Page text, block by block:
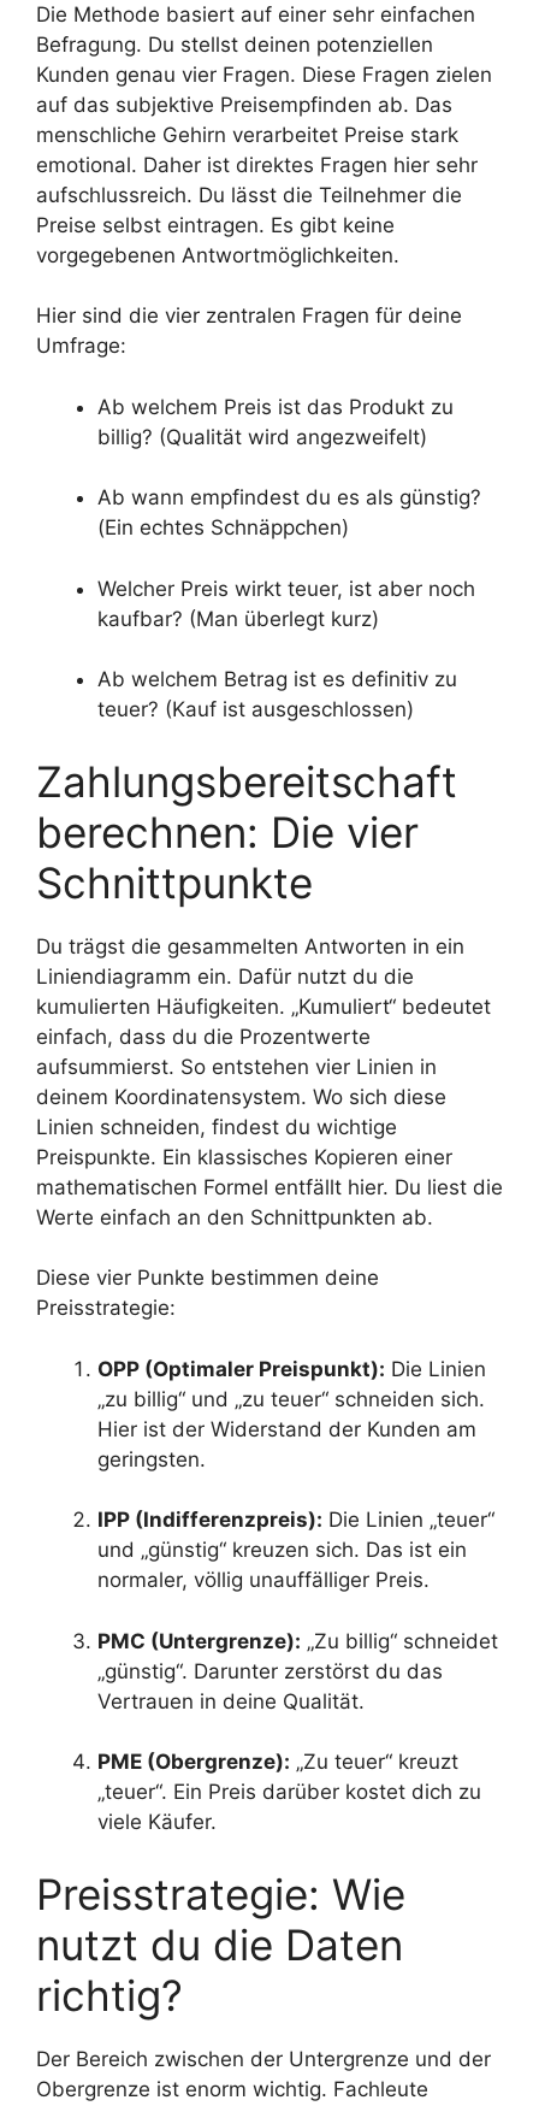
Die Methode basiert auf einer sehr einfachen
Befragung. Du stellst deinen potenziellen
Kunden genau vier Fragen. Diese Fragen zielen
auf das subjektive Preisempfinden ab. Das
menschliche Gehirn verarbeitet Preise stark
emotional. Daher ist direktes Fragen hier sehr
aufschlussreich. Du lässt die Teilnehmer die
Preise selbst eintragen. Es gibt keine
vorgegebenen Antwortmöglichkeiten.
Hier sind die vier zentralen Fragen für deine
Umfrage:
Ab welchem Preis ist das Produkt zu
billig? (Qualität wird angezweifelt)
Ab wann empfindest du es als günstig?
(Ein echtes Schnäppchen)
Welcher Preis wirkt teuer, ist aber noch
kaufbar? (Man überlegt kurz)
Ab welchem Betrag ist es definitiv zu
teuer? (Kauf ist ausgeschlossen)
Zahlungsbereitschaft
berechnen: Die vier
Schnittpunkte
Du trägst die gesammelten Antworten in ein
Liniendiagramm ein. Dafür nutzt du die
kumulierten Häufigkeiten. „Kumuliert“ bedeutet
einfach, dass du die Prozentwerte
aufsummierst. So entstehen vier Linien in
deinem Koordinatensystem. Wo sich diese
Linien schneiden, findest du wichtige
Preispunkte. Ein klassisches Kopieren einer
mathematischen Formel entfällt hier. Du liest die
Werte einfach an den Schnittpunkten ab.
Diese vier Punkte bestimmen deine
Preisstrategie:
OPP (Optimaler Preispunkt): Die Linien
„zu billig“ und „zu teuer“ schneiden sich.
Hier ist der Widerstand der Kunden am
geringsten.
IPP (Indifferenzpreis): Die Linien „teuer“
und „günstig“ kreuzen sich. Das ist ein
normaler, völlig unauffälliger Preis.
PMC (Untergrenze): „Zu billig“ schneidet
„günstig“. Darunter zerstörst du das
Vertrauen in deine Qualität.
PME (Obergrenze): „Zu teuer“ kreuzt
„teuer“. Ein Preis darüber kostet dich zu
viele Käufer.
Preisstrategie: Wie
nutzt du die Daten
richtig?
Der Bereich zwischen der Untergrenze und der
Obergrenze ist enorm wichtig. Fachleute